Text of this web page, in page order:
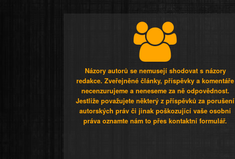
Názory autorů se nemusejí shodovat s názory
redakce. Zveřejněné články, příspěvky a komentáře
necenzurujeme a neneseme za ně odpovědnost.
Jestliže považujete některý z příspěvků za porušení
autorských práv či jinak poškozující vaše osobní
práva oznamte nám to přes kontaktní formulář.